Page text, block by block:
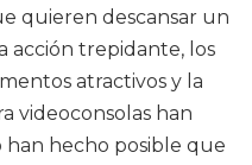
quieren descansar un
acción trepidante, los
atractivos y la
videoconsolas han
hecho posible que